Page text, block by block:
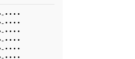
- • • • •
- • • • •
- • • • •
- • • • •
- • • • •